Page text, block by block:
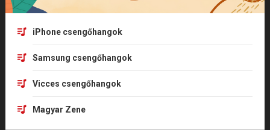
iPhone csengőhangok
Samsung csengőhangok
Vicces csengőhangok
Magyar Zene